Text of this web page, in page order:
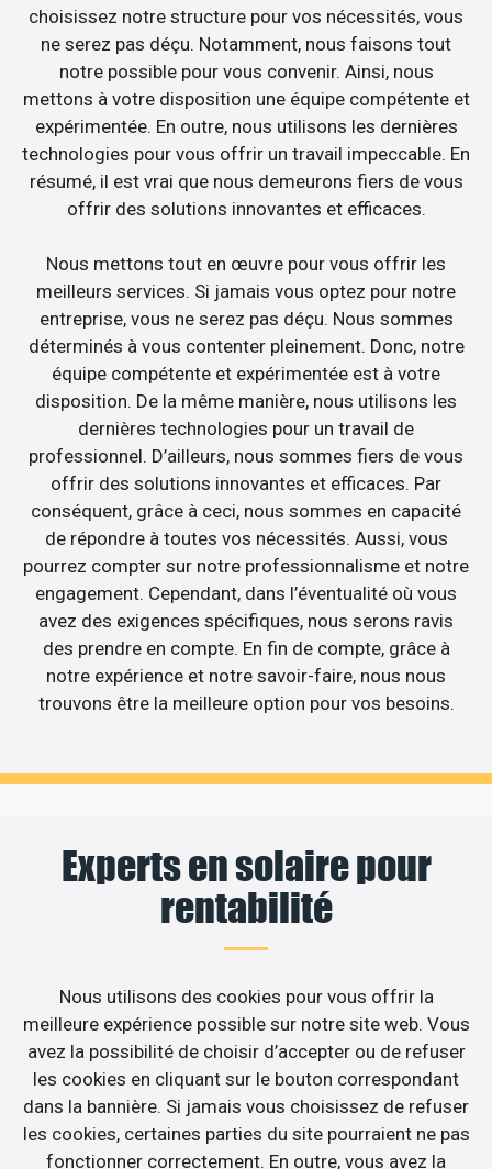
choisissez notre structure pour vos nécessités, vous
ne serez pas déçu. Notamment, nous faisons tout
notre possible pour vous convenir. Ainsi, nous
mettons à votre disposition une équipe compétente et
expérimentée. En outre, nous utilisons les dernières
technologies pour vous offrir un travail impeccable. En
résumé, il est vrai que nous demeurons fiers de vous
offrir des solutions innovantes et efficaces.
Nous mettons tout en œuvre pour vous offrir les
meilleurs services. Si jamais vous optez pour notre
entreprise, vous ne serez pas déçu. Nous sommes
déterminés à vous contenter pleinement. Donc, notre
équipe compétente et expérimentée est à votre
disposition. De la même manière, nous utilisons les
dernières technologies pour un travail de
professionnel. D’ailleurs, nous sommes fiers de vous
offrir des solutions innovantes et efficaces. Par
conséquent, grâce à ceci, nous sommes en capacité
de répondre à toutes vos nécessités. Aussi, vous
pourrez compter sur notre professionnalisme et notre
engagement. Cependant, dans l’éventualité où vous
avez des exigences spécifiques, nous serons ravis
des prendre en compte. En fin de compte, grâce à
notre expérience et notre savoir-faire, nous nous
trouvons être la meilleure option pour vos besoins.
Experts en solaire pour
rentabilité
Nous utilisons des cookies pour vous offrir la
meilleure expérience possible sur notre site web. Vous
avez la possibilité de choisir d’accepter ou de refuser
les cookies en cliquant sur le bouton correspondant
dans la bannière. Si jamais vous choisissez de refuser
les cookies, certaines parties du site pourraient ne pas
fonctionner correctement. En outre, vous avez la